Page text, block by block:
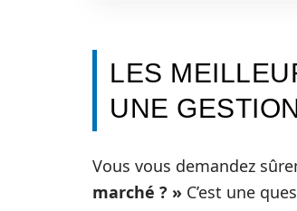
LES
UNE
Vous vous demandez
marché ? » C’est une